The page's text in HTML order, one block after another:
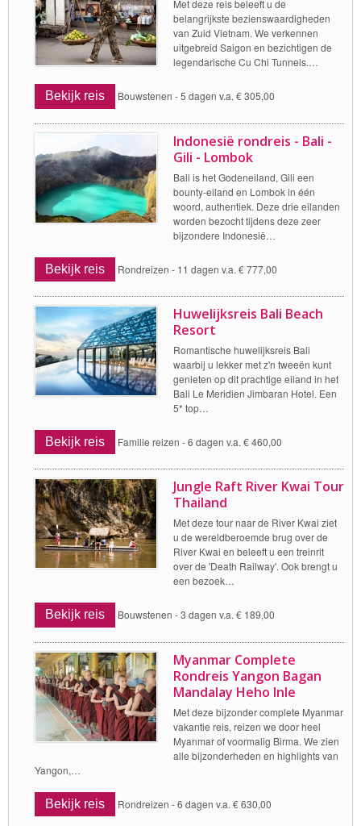
Met deze reis beleeft u de
belangrijkste bezienswaardigheden
van Zuid Vietnam. We verkennen
uitgebreid Saigon en bezichtigen de
legendarische Cu Chi Tunnels.…
Bekijk reis Bouwstenen -5 dagen v.a. € 305,00
Indonesië rondreis - Bali -
Gili - Lombok
Bali is het Godeneiland, Gili een
bounty-eiland en Lombok in één
woord, authentiek. Deze drie eilanden
worden bezocht tijdens deze zeer
bijzondere Indonesië…
Bekijk reis Rondreizen - 11 dagen v.a. € 777,00
Huwelijksreis Bali Beach
Resort
Romantische huwelijksreis Bali
waarbij u lekker met z'n tweeën kunt
genieten op dit prachtige eiland in het
Bali Le Meridien Jimbaran Hotel. Een
5* top…
Bekijk reis Familie reizen -6 dagen v.a. € 460,00
Jungle Raft River Kwai Tour
Thailand
Met deze tour naar de River Kwai ziet
u de wereldberoemde brug over de
River Kwai en beleeft u een treinrit
over de 'Death Railway'. Ook brengt u
een bezoek…
Bekijk reis Bouwstenen -3 dagen v.a. € 189,00
Myanmar Complete
Rondreis Yangon Bagan
Mandalay Heho Inle
Met deze bijzonder complete Myanmar
vakantie reis, reizen we door heel
Myanmar of voormalig Birma. We zien
alle bijzonderheden en highlights van
Yangon,…
Bekijk reis Rondreizen -6 dagen v.a. € 630,00